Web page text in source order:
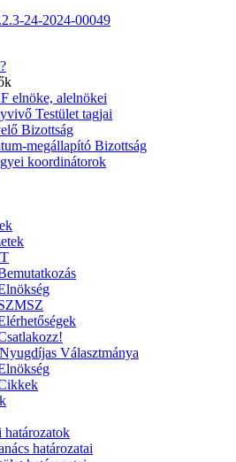
24-2024-00049
elnöke, alelnökei
Testület tagjai
Bizottság
megállapító Bizottság
koordinátorok
Választmánya
határozatok
határozatai